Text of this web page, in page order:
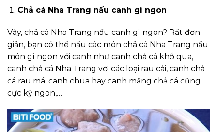
Chả cá Nha Trang nấu canh gì ngon
Vậy, chả cá Nha Trang nấu canh gì ngon? Rất đơn
giản, bạn có thể nấu các món chả cá Nha Trang nấu
món gì ngon với canh như canh chả cá khổ qua,
canh chả cá Nha Trang với các loại rau cải, canh chả
cá rau má, canh chua hay canh măng chả cá cũng
cực kỳ ngon,…